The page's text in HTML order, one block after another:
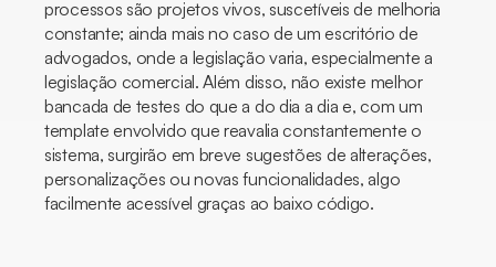
processos são projetos vivos, suscetíveis de melhoria
constante; ainda mais no caso de um escritório de
advogados, onde a legislação varia, especialmente a
legislação comercial. Além disso, não existe melhor
bancada de testes do que a do dia a dia e, com um
template envolvido que reavalia constantemente o
sistema, surgirão em breve sugestões de alterações,
personalizações ou novas funcionalidades, algo
facilmente acessível graças ao baixo código.